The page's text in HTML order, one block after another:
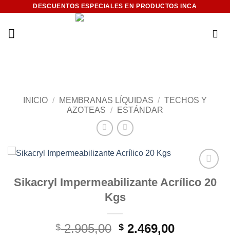
contenido
DESCUENTOS ESPECIALES EN PRODUCTOS INCA
INICIO / MEMBRANAS LÍQUIDAS / TECHOS Y
AZOTEAS / ESTÁNDAR
Add to
wishlist
Sikacryl Impermeabilizante Acrílico 20
Kgs
$2.905,00 El
$ 2.469,00El